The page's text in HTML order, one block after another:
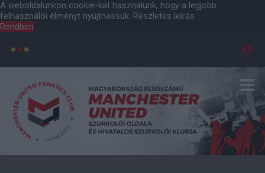
A weboldalunkon cookie-kat használunk, hogy a legjobb
felhasználói élményt nyújthassuk. Részletes leírás
Rendben